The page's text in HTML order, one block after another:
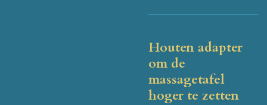
Houten adapter
om de
massagetafel
hoger te zetten